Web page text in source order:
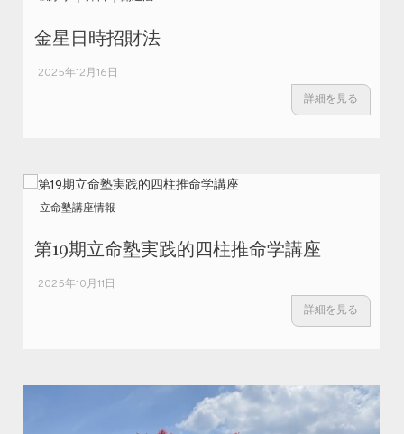
金星日時招財法
2025年12月16日
詳細を見る
立命塾講座情報
第19期立命塾実践的四柱推命学講座
2025年10月11日
詳細を見る